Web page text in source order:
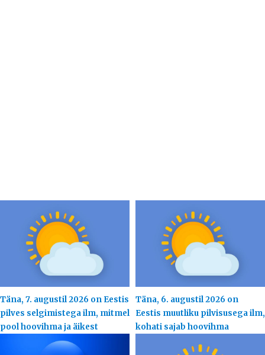
Täna, 7. augustil 2026 on Eestis
pilves selgimistega ilm, mitmel
pool hoovihma ja äikest
Täna, 6. augustil 2026 on
Eestis muutliku pilvisusega ilm,
kohati sajab hoovihma